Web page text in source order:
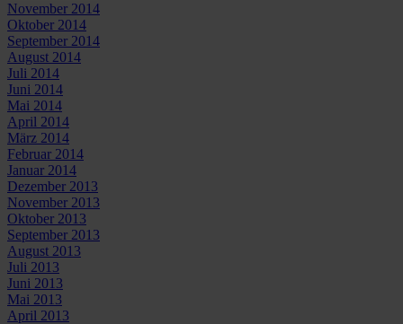
November 2014
Oktober 2014
September 2014
August 2014
Juli 2014
Juni 2014
Mai 2014
April 2014
März 2014
Februar 2014
Januar 2014
Dezember 2013
November 2013
Oktober 2013
September 2013
August 2013
Juli 2013
Juni 2013
Mai 2013
April 2013